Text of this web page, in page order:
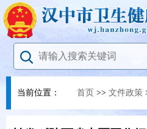
当前位置： 首页 >> 文件政策